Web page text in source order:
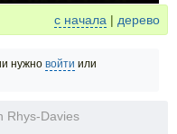
с начала | дерево
нужно войти или
Rhys-Davies